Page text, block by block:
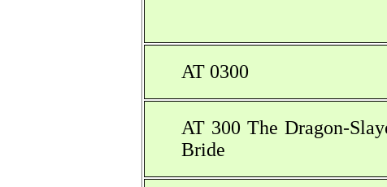
AT 0300
AT 300 The Dragon-
Bride